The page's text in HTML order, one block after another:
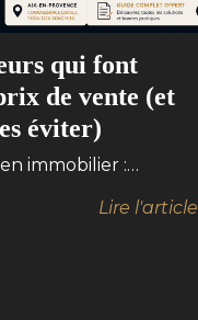
qui font
de vente (et
éviter)
immobilier :…
Lire l'article